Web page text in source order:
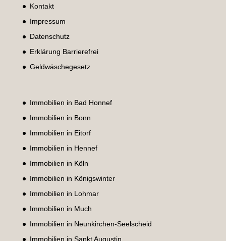
Kontakt
Impressum
Datenschutz
Erklärung Barrierefrei
Geldwäschegesetz
Immobilien in Bad Honnef
Immobilien in Bonn
Immobilien in Eitorf
Immobilien in Hennef
Immobilien in Köln
Immobilien in Königswinter
Immobilien in Lohmar
Immobilien in Much
Immobilien in Neunkirchen-Seelscheid
Immobilien in Sankt Augustin